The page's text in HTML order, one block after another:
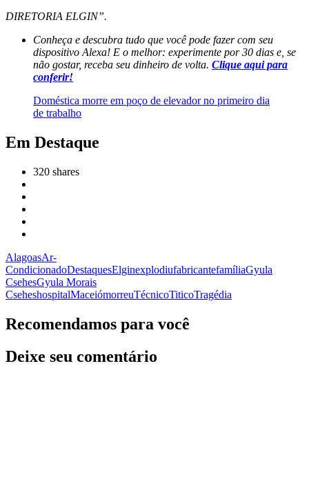
DIRETORIA ELGIN”.
Conheça e descubra tudo que você pode fazer com seu
dispositivo Alexa! E o melhor: experimente por 30 dias e, se
não gostar, receba seu dinheiro de volta. Clique aqui para
conferir!
Doméstica morre em poço de elevador no primeiro dia
de trabalho
Em Destaque
320 shares
AlagoasAr-
CondicionadoDestaquesElginexplodiufabricantefamíliaGyula
CsehesGyula Morais
CseheshospitalMaceiómorreuTécnicoTiticoTragédia
Recomendamos para você
Deixe seu comentário